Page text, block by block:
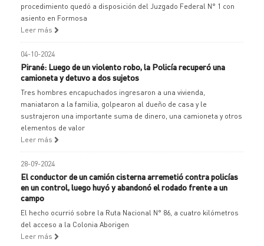
procedimiento quedó a disposición del Juzgado Federal N° 1 con
asiento en Formosa
Leer más
04-10-2024
Pirané: Luego de un violento robo, la Policía recuperó una
camioneta y detuvo a dos sujetos
Tres hombres encapuchados ingresaron a una vivienda,
maniataron a la familia, golpearon al dueño de casa y le
sustrajeron una importante suma de dinero, una camioneta y otros
elementos de valor
Leer más
28-09-2024
El conductor de un camión cisterna arremetió contra policías
en un control, luego huyó y abandonó el rodado frente a un
campo
El hecho ocurrió sobre la Ruta Nacional N° 86, a cuatro kilómetros
del acceso a la Colonia Aborigen
Leer más